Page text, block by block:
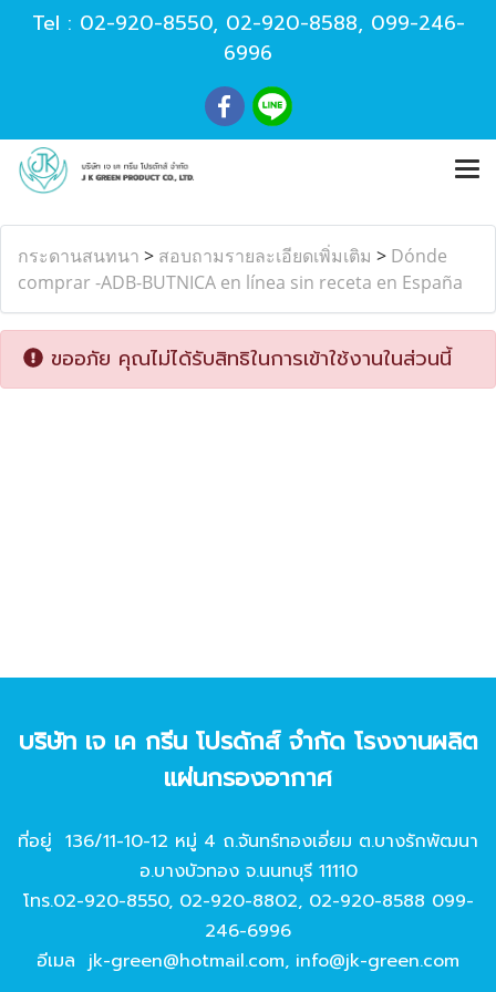
Tel : 02-920-8550, 02-920-8588, 099-246-
6996
กระดานสนทนา > สอบถามรายละเอียดเพิ่มเติม > Dónde
comprar -ADB-BUTNICA en línea sin receta en España
ขออภัย คุณไม่ได้รับสิทธิในการเข้าใช้งานในส่วนนี้
บริษัท เจ เค กรีน โปรดักส์ จํากัด โรงงานผลิต
แผ่นกรองอากาศ
ที่อยู่ 136/11-10-12 หมู่ 4 ถ.จันทร์ทองเอี่ยม ต.บางรักพัฒนา
อ.บางบัวทอง จ.นนทบุรี 11110
โทร.02-920-8550, 02-920-8802, 02-920-8588 099-
246-6996
อีเมล jk-green@hotmail.com, info@jk-green.com